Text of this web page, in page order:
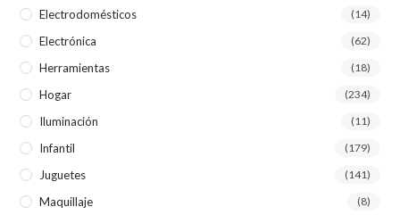
Electrodomésticos (14)
Electrónica (62)
Herramientas (18)
Hogar (234)
Iluminación (11)
Infantil (179)
Juguetes (141)
Maquillaje (8)